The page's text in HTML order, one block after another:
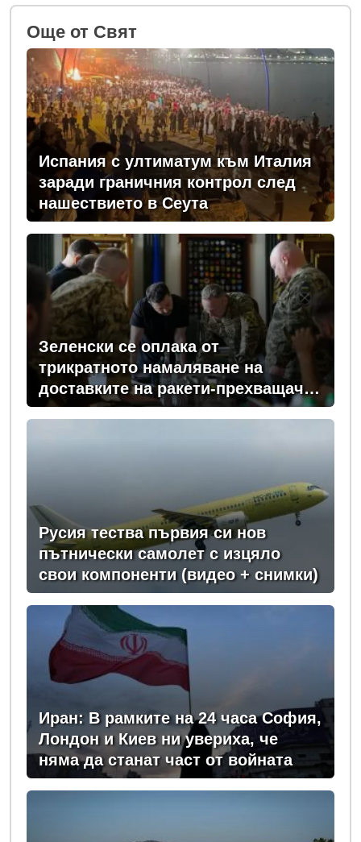
Oще от Свят
Испания с ултиматум към Италия
заради граничния контрол след
нашествието в Сеута
Зеленски се оплака от
трикратното намаляване на
доставките на ракети-прехващачи
от Запада за Киев
Русия тества първия си нов
пътнически самолет с изцяло
свои компоненти (видео + снимки)
Иран: В рамките на 24 часа София,
Лондон и Киев ни увериха, че
няма да станат част от войната